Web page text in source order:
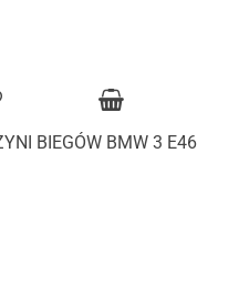
BIEGÓW BMW 3 E46